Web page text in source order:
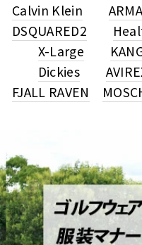
Calvin Klein
DSQUARED2
X-Large
Dickies
FJALL RAVEN